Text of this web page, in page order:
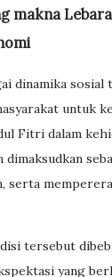
makna
dinamika sosial
untuk
Fitri dalam
dimaksudkan
serta
tersebut
yang